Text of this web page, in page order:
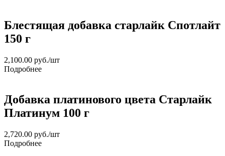
Блестящая добавка старлайк Спотлайт
150 г
2,100.00 руб./шт
Подробнее
Добавка платинового цвета Старлайк
Платинум 100 г
2,720.00 руб./шт
Подробнее